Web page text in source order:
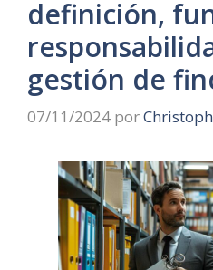
definición,
gestión de
07/11/2024 por